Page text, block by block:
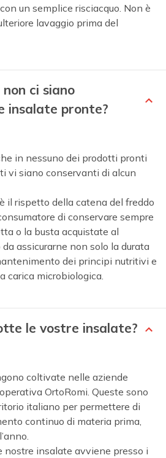
un semplice risciacquo. Non è
lavaggio prima del
ci siano
insalate pronte?
in nessuno dei prodotti pronti
vi siano conservanti di alcun
il rispetto della catena del freddo
di conservare sempre
o la busta acquistate al
assicurarne non solo la durata
dei principi nutritivi e
carica microbiologica.
le vostre insalate?
coltivate nelle aziende
OrtoRomi. Queste sono
italiano per permettere di
continuo di materia prima,
nostre insalate avviene presso i